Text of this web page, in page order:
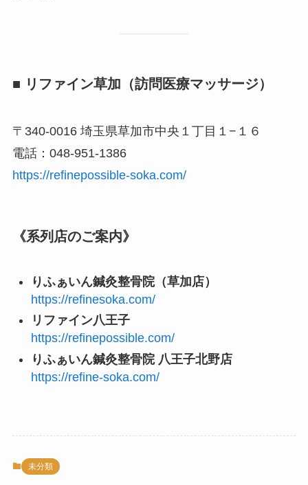
■ リファイン草加（訪問医療マッサージ）
〒340-0016 埼玉県草加市中央１丁目１−１６
電話：048-951-1386
https://refinepossible-soka.com/
《系列店のご案内》
りふぁいん鍼灸整骨院（草加店）
https://refinesoka.com/
リファイン八王子
https://refinepossible.com/
りふぁいん鍼灸整骨院 八王子北野店
https://refine-soka.com/
未分類